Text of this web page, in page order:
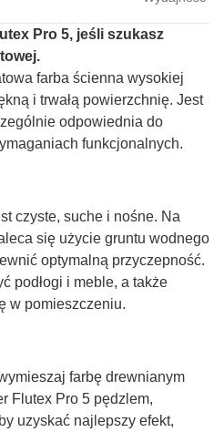
Pro 5, jeśli szukasz
farba ścienna wysokiej
i trwałą powierzchnię. Jest
odpowiednia do
funkcjonalnych.
czyste, suche i nośne. Na
się użycie gruntu wodnego
optymalną przyczepność.
podłogi i meble, a także
w pomieszczeniu.
farbę drewnianym
Flutex Pro 5 pędzlem,
uzyskać najlepszy efekt,